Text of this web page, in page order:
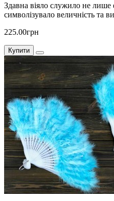
Здавна віяло служило не лише
символізувало величність та
225.00грн
Купити